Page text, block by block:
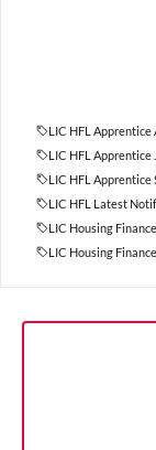
LIC HFL
LIC HFL Apprentice
LIC HFL Apprentice
LIC HFL Latest
LIC Housing
LIC Housing